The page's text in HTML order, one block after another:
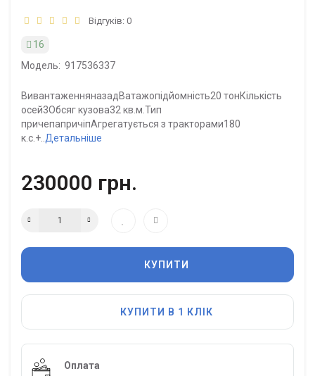
Відгуків: 0
16
Модель: 917536337
ВивантаженняназадВатажопідйомність20 тонКількість
осей3Обсяг кузова32 кв.м.Тип
причепапричіпАгрегатується з тракторами180
к.с.+.. Детальніше
230000 грн.
КУПИТИ
КУПИТИ В 1 КЛІК
Оплата